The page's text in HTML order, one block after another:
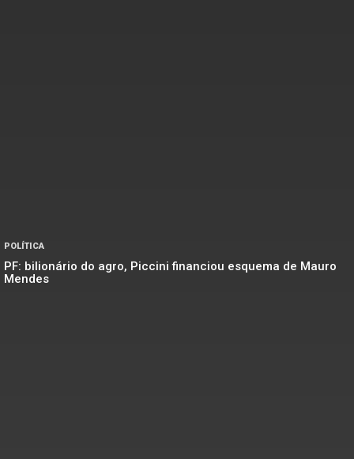
POLÍTICA
PF: bilionário do agro, Piccini financiou esquema de Mauro
Mendes